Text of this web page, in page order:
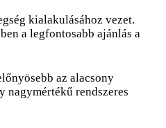
kialakulásához vezet.
a legfontosabb ajánlás a
az alacsony
nagymértékű rendszeres